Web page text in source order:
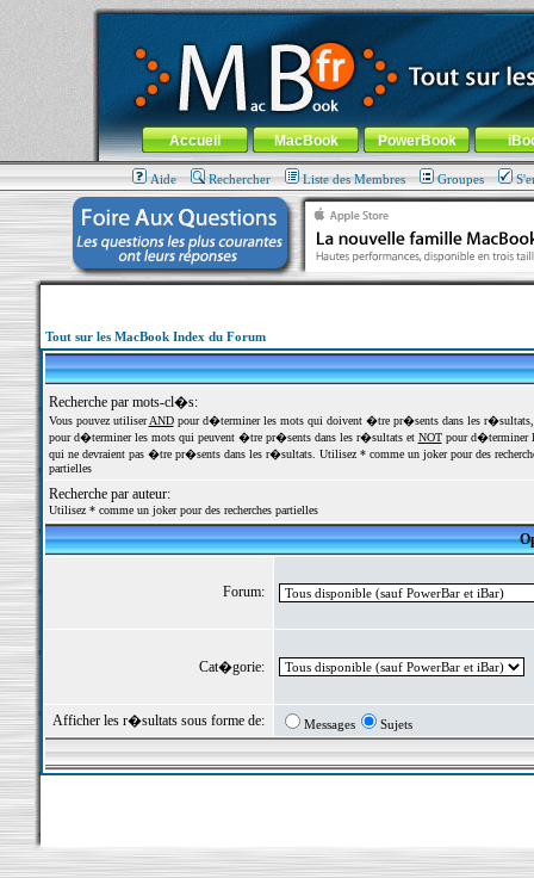
MacBook-fr.com : 100% Apple... 100% nomade !
Aller au contenu-Aller au menu général-Aller au menu de
Menu général
Accueil MacBook PowerBook
Aide Rechercher Liste des Membres Groupes
Tout sur les MacBook Index du Forum
Recherche par mots-cl�s:
Vous pouvez utiliserANDpour d�terminer les mots qui doivent �tre pr�sents dans les
pour d�terminer les mots qui peuvent �tre pr�sents dans les r�sultats et NOTpour d�terminer
qui ne devraient pas �tre pr�sents dans les r�sultats. Utilisez * comme un joker pour des
partielles
Recherche par auteur:
Utilisez * comme un joker pour des recherches partielles
Forum:
Cat�gorie:
Afficher les r�sultats sous forme de: Messages Sujets